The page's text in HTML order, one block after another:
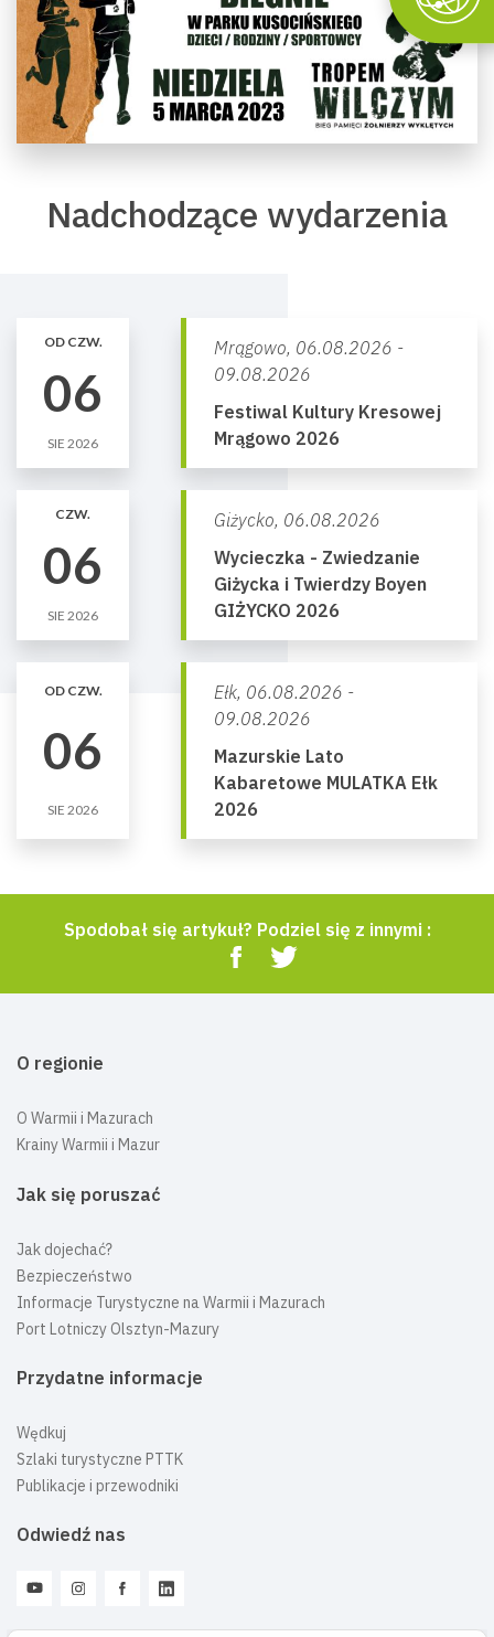
Nadchodzące wydarzenia
OD CZW.
06
SIE 2026
Mrągowo, 06.08.2026 -
09.08.2026
Festiwal Kultury Kresowej
Mrągowo 2026
CZW.
06
SIE 2026
Giżycko, 06.08.2026
Wycieczka - Zwiedzanie
Giżycka i Twierdzy Boyen
GIŻYCKO 2026
OD CZW.
06
SIE 2026
Ełk, 06.08.2026 -
09.08.2026
Mazurskie Lato
Kabaretowe MULATKA Ełk
2026
Spodobał się artykuł? Podziel się z innymi :
O regionie
O Warmii i Mazurach
Krainy Warmii i Mazur
Jak się poruszać
Jak dojechać?
Bezpieczeństwo
Informacje Turystyczne na Warmii i Mazurach
Port Lotniczy Olsztyn-Mazury
Przydatne informacje
Wędkuj
Szlaki turystyczne PTTK
Publikacje i przewodniki
Odwiedź nas